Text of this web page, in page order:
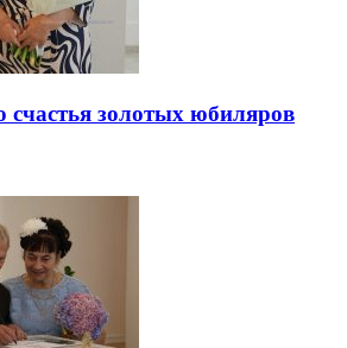
счастья золотых юбиляров